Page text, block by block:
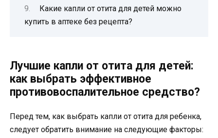
Какие капли от отита для детей можно
купить в аптеке без рецепта?
Лучшие капли от отита для детей:
как выбрать эффективное
противовоспалительное средство?
Перед тем, как выбрать капли от отита для ребенка,
следует обратить внимание на следующие факторы: